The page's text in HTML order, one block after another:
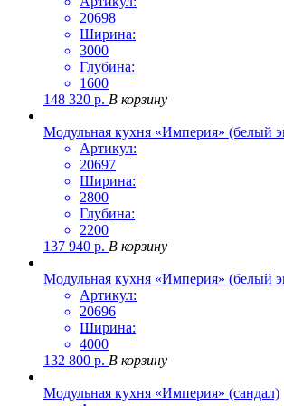
20698
Ширина:
3000
Глубина:
1600
148 320 р. В корзину
Модульная кухня «Империя» (белый
Артикул:
20697
Ширина:
2800
Глубина:
2200
137 940 р. В корзину
Модульная кухня «Империя» (белый
Артикул:
20696
Ширина:
4000
132 800 р. В корзину
Модульная кухня «Империя» (сандал)